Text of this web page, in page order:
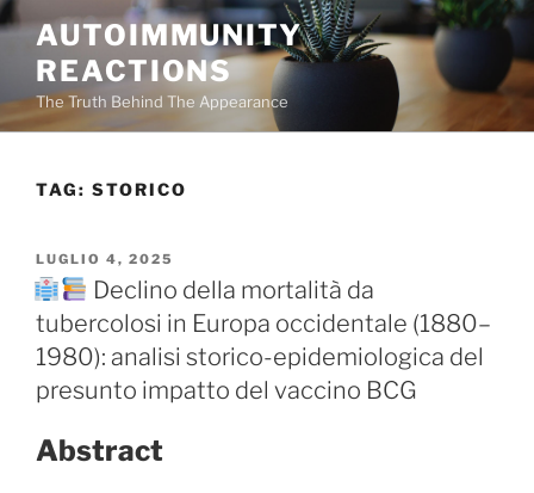
Salta
contenuto
AUTOIMMUNITY
REACTIONS
The Truth Behind The Appearance
TAG: STORICO
PUBBLICATO
IL
LUGLIO 4, 2025
Declino della mortalità da
tubercolosi in Europa occidentale (1880–
1980): analisi storico-epidemiologica del
presunto impatto del vaccino BCG
Abstract